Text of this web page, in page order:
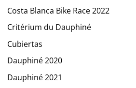
Costa Blanca Bike Race 2022
Critérium du Dauphiné
Cubiertas
Dauphiné 2020
Dauphiné 2021